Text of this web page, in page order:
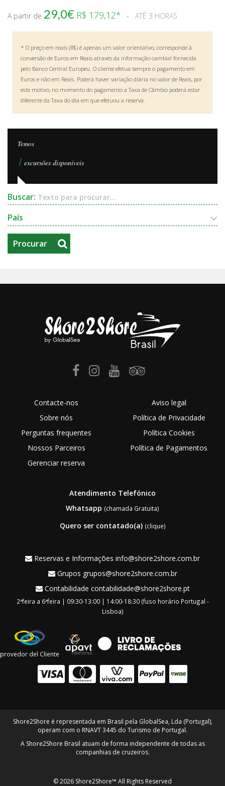
A partir de 29,0€ R$ 179,12* ATÉ 3 HORAS
* O preço em reais (R$) é apenas um valor orientativo, corresponde à
conversão de Euros em Reais através da informação cambial fornecida
pelo Banco Central Europeu. O cliente efetua sempre o pagamento em
Euros e não em Reais. Poderá haver variação diária no valor de Reais, por
este motivo, no momento do pagamento a Taxa de Câmbio poderá estar
diferente da Taxa do dia em que efetuou a reserva.
Temos
1 excursões disponíveis
Buscar: Texto para procurar...
País
Procurar
Contacte-nos
Sobre nós
Perguntas frequentes
Nossos Parceiros
Gerenciar reserva
Aviso legal
Política de Privacidade
Política Cookies
Política de Pagamentos
Atendimento Telefónico
Whatsapp (chamada Gratuita)
Quero ser contatado(a) (clique)
Reservas e Informações info@shore2shore.com.br
Grupos grupos@shore2shore.com.br
Contabilidade contabilidade@shore2shore.pt
2ªfeira a 6ªfeira | 09:30-13:00 | 14:00-18:30 (fuso horário Portugal -
Lisboa)
provedor del Cliente
Shore2Shore é representada em Brasil pela GlobalSea, Lda (Portugal),
operam com o RNAVT 3445 do Turismo de Portugal.
A Shore2Shore Brasil atuam de forma independente de todas as
companhias de cruzeiros.
© 2026 Shore2Shore™ All Rights Reserved